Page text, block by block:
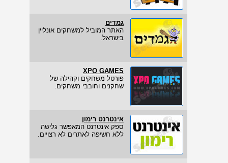
גמדים
האתר המוביל למשחקים אונליין
בישראל.
XPO GAMES
פורטל משחקים וקהילה של
שחקנים וחובבי משחקים.
אינטרנט רימון
ספק אינטרנט המאפשר גלישה
ללא חשיפה לאתרים לא רצויים.